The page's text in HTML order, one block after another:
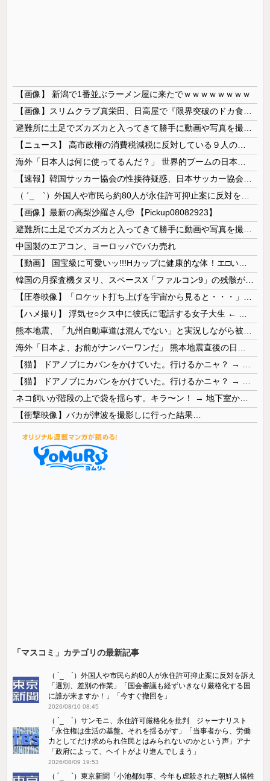
【画像】 新潟で1番並ぶラーメン屋に来たでｗｗｗｗｗｗｗｗ
【画像】最新の高梨沙羅さん🥺 【Pickup08082923】
中国製のエアコン、ヨーロッパでバカ売れ
【衝撃映像】バカが津波を撮影しに行った結果…
「マスコミ」カテゴリの最新記事
（ ´_ゝ`）外国人や市民ら約80人が永住許可抑止案に反対を訴え
「選別、差別の作業」「国会審議も経ずいきなり厳格化する国
に誰が来ますか！」「今すぐ撤回を」
2026/08/10 08:45
（ ´_ゝ`）サンモニ、永住許可厳格化を批判 ジャーナリスト
「永住権は生活の基盤。それを揺るがす」「当事者から、労働
力としてだけ求められ住民とはみられないのかという声」アナ
「政府によって、ヘイトがより進んでしまう」
2026/08/09 19:53
（ ´_ゝ`）東京新聞「小池都知事、今年も虐殺された朝鮮人犠牲